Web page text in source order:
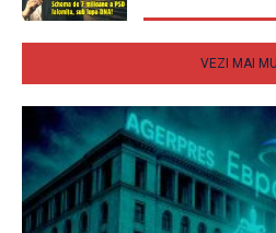
VEZI MAI